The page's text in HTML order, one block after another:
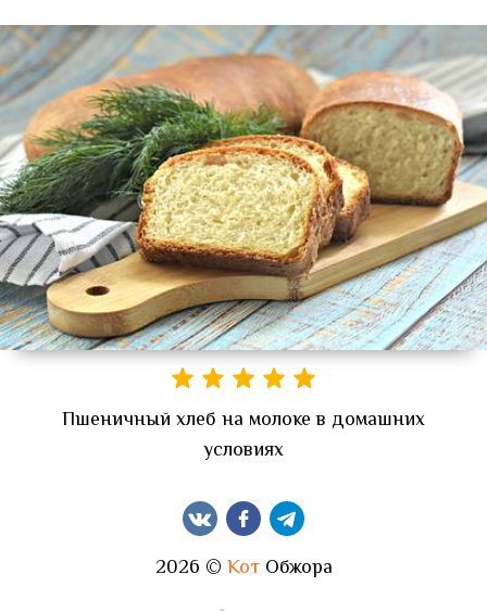
Пшеничный хлеб на молоке в домашних
условиях
2026 © КотОбжора